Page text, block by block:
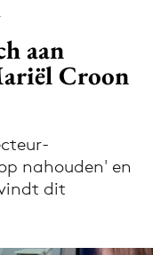
Adformatie
aan
Croon
nahouden' en
dit